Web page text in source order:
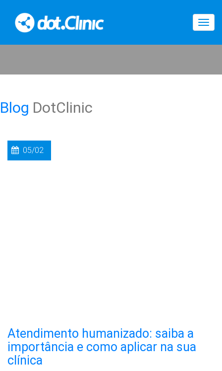
Blog DotClinic
05/02
Atendimento humanizado: saiba a
importância e como aplicar na sua
clínica